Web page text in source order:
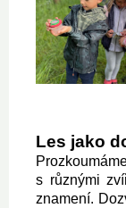
Les jako
s různými
znamení.